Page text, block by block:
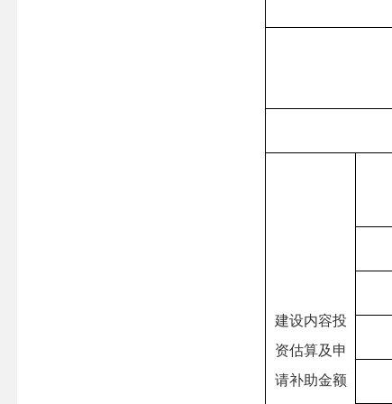
建设内容投
资估算及申
请补助金额